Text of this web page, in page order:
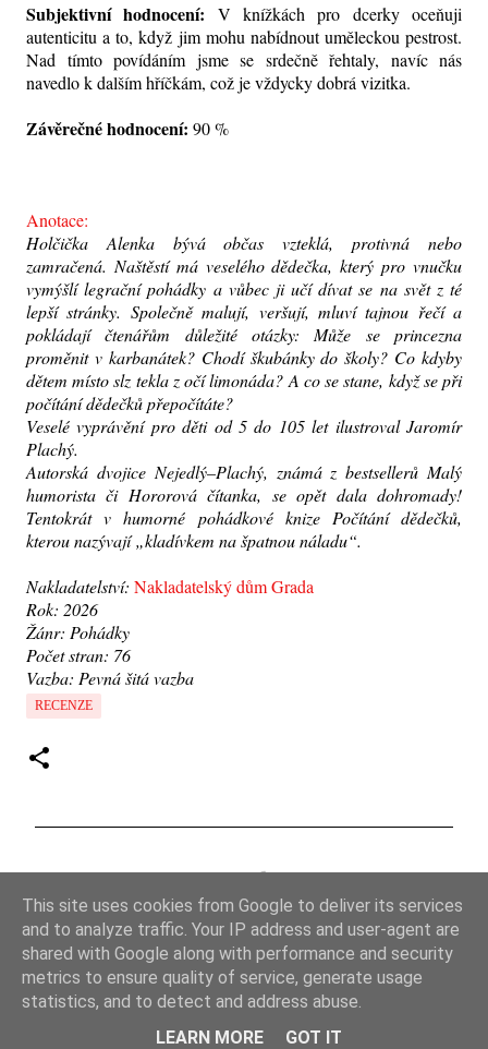
Subjektivní hodnocení: V knížkách pro dcerky oceňuji
autenticitu a to, když jim mohu nabídnout uměleckou pestrost.
Nad tímto povídáním jsme se srdečně řehtaly, navíc nás
navedlo k dalším hříčkám, což je vždycky dobrá vizitka.
Závěrečné hodnocení: 90 %
Anotace:
Holčička Alenka bývá občas vzteklá, protivná nebo
zamračená. Naštěstí má veselého dědečka, který pro vnučku
vymýšlí legrační pohádky a vůbec ji učí dívat se na svět z té
lepší stránky. Společně malují, veršují, mluví tajnou řečí a
pokládají čtenářům důležité otázky: Může se princezna
proměnit v karbanátek? Chodí škubánky do školy? Co kdyby
dětem místo slz tekla z očí limonáda? A co se stane, když se při
počítání dědečků přepočítáte?
Veselé vyprávění pro děti od 5 do 105 let ilustroval Jaromír
Plachý.
Autorská dvojice Nejedlý–Plachý, známá z bestsellerů Malý
humorista či Hororová čítanka, se opět dala dohromady!
Tentokrát v humorné pohádkové knize Počítání dědečků,
kterou nazývají „kladívkem na špatnou náladu“.
Nakladatelství: Nakladatelský dům Grada
Rok: 2026
Žánr: Pohádky
Počet stran: 76
Vazba: Pevná šitá vazba
RECENZE
o
m
e
n
t
Používá technologii služby Blogger
This site uses cookies from Google to deliver its services
and to analyze traffic. Your IP address and user-agent are
shared with Google along with performance and security
metrics to ensure quality of service, generate usage
statistics, and to detect and address abuse.
LEARN MORE
GOT IT